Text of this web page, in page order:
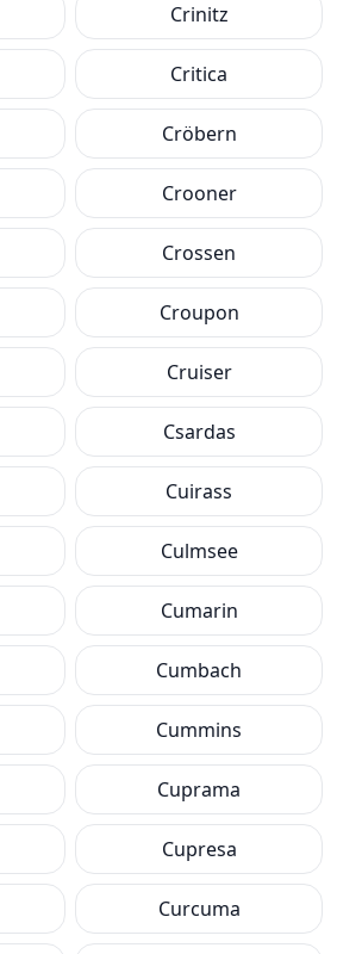
Crinitz
Critica
Cröbern
Crooner
Crossen
Croupon
Cruiser
Csardas
Cuirass
Culmsee
Cumarin
Cumbach
Cummins
Cuprama
Cupresa
Curcuma